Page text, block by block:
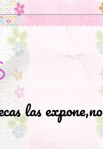
las expone,no